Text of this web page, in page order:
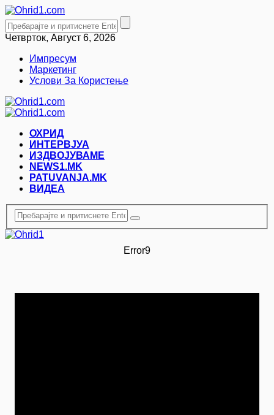
Четврток, Август 6, 2026
Импресум
Маркетинг
Услови За Користење
ОХРИД
ИНТЕРВЈУА
ИЗДВОЈУВАМЕ
NEWS1.MK
PATUVANJA.MK
ВИДЕА
Error9